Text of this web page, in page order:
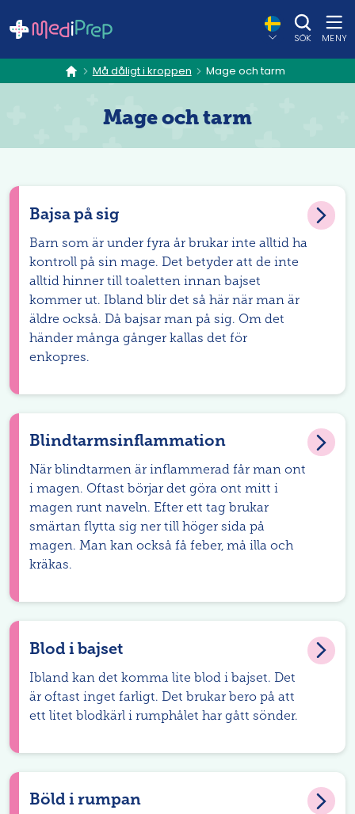
SÖK MENY
hem Må dåligt i kroppen Mage och tarm
Mage och tarm
Bajsa på sig
Barn som är under fyra år brukar inte alltid ha
kontroll på sin mage. Det betyder att de inte
alltid hinner till toaletten innan bajset
kommer ut. Ibland blir det så här när man är
äldre också. Då bajsar man på sig. Om det
händer många gånger kallas det för
enkopres.
Blindtarmsinflammation
När blindtarmen är inflammerad får man ont
i magen. Oftast börjar det göra ont mitt i
magen runt naveln. Efter ett tag brukar
smärtan flytta sig ner till höger sida på
magen. Man kan också få feber, må illa och
kräkas.
Blod i bajset
Ibland kan det komma lite blod i bajset. Det
är oftast inget farligt. Det brukar bero på att
ett litet blodkärl i rumphålet har gått sönder.
Böld i rumpan